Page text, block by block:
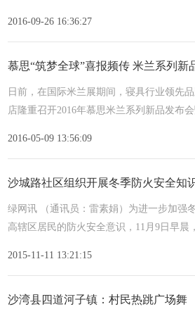
2016-09-26 16:36:27
慕思“筑梦全球”喜报频传 米兰系列新
日前，在国际米兰展期间，寝具行业领先
店隆重召开2016年慕思米兰系列新品发布
2016-05-09 13:56:09
沙城路社区组织开展冬季防火安全知
绿网讯 （通讯员：雷素娟）为进一步加强
高辖区居民的防火安全意识，11月9日早晨
2015-11-11 13:21:15
沙湾县四道河子镇：村民热跳广场舞